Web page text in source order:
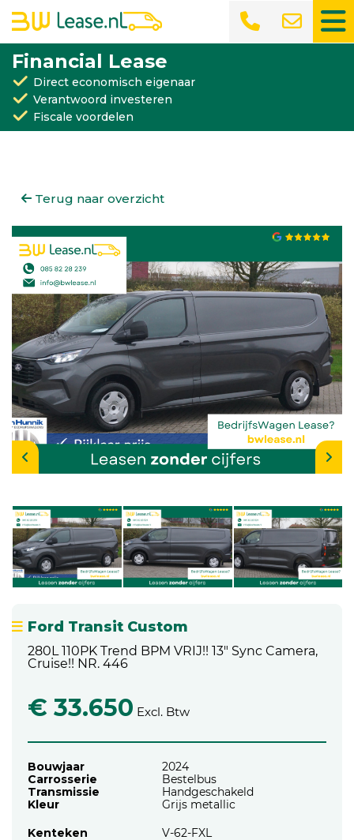
Financial Lease
Direct economisch eigenaar
Verantwoord investeren
Fiscale voordelen
Terug naar overzicht
Ford Transit Custom
280L 110PK Trend BPM VRIJ!! 13" Sync Camera,
Cruise!! NR. 446
€ 33.650 Excl. Btw
Bouwjaar
2024
Carrosserie
Bestelbus
Transmissie
Handgeschakeld
Kleur
Grijs metallic
Kenteken
V-62-FXL